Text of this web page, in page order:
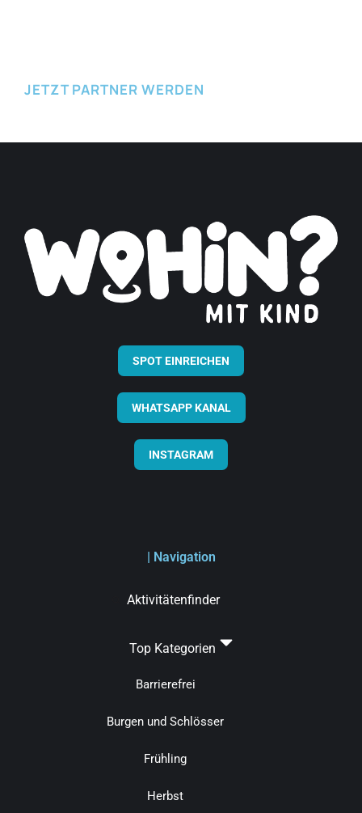
JETZT PARTNER WERDEN
SPOT EINREICHEN
WHATSAPP KANAL
INSTAGRAM
| Navigation
Aktivitätenfinder
Top Kategorien
Barrierefrei
Burgen und Schlösser
Frühling
Herbst